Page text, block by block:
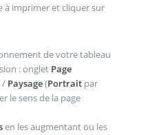
à imprimer et cliquer sur
de votre tableau
: onglet Page
/ Paysage(Portraitpar
le sens de la page
en les augmentant ou les